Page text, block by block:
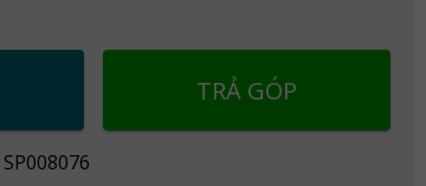
TRẢ GÓP
SP008076